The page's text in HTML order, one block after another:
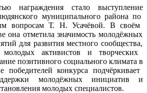
награждениясталовыступление
муниципальногорайона по
вопросамТ. Н. Усачёвой. В своём
она отметила значимость молодёжных
для развитияместного сообщества,
молодых активистов и творческих
позитивного социального климата в
победителей конкурса подчёркивает
молодёжных инициатив и
молодых специалистов.